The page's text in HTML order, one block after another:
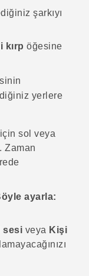
şarkıyı
kırp öğesine
yerlere
sol veya
Zaman
ayarla:
sesi veya Kişi